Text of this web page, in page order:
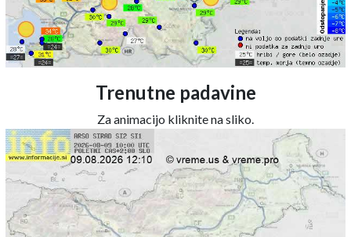
Trenutne padavine
Za animacijo kliknite na sliko.